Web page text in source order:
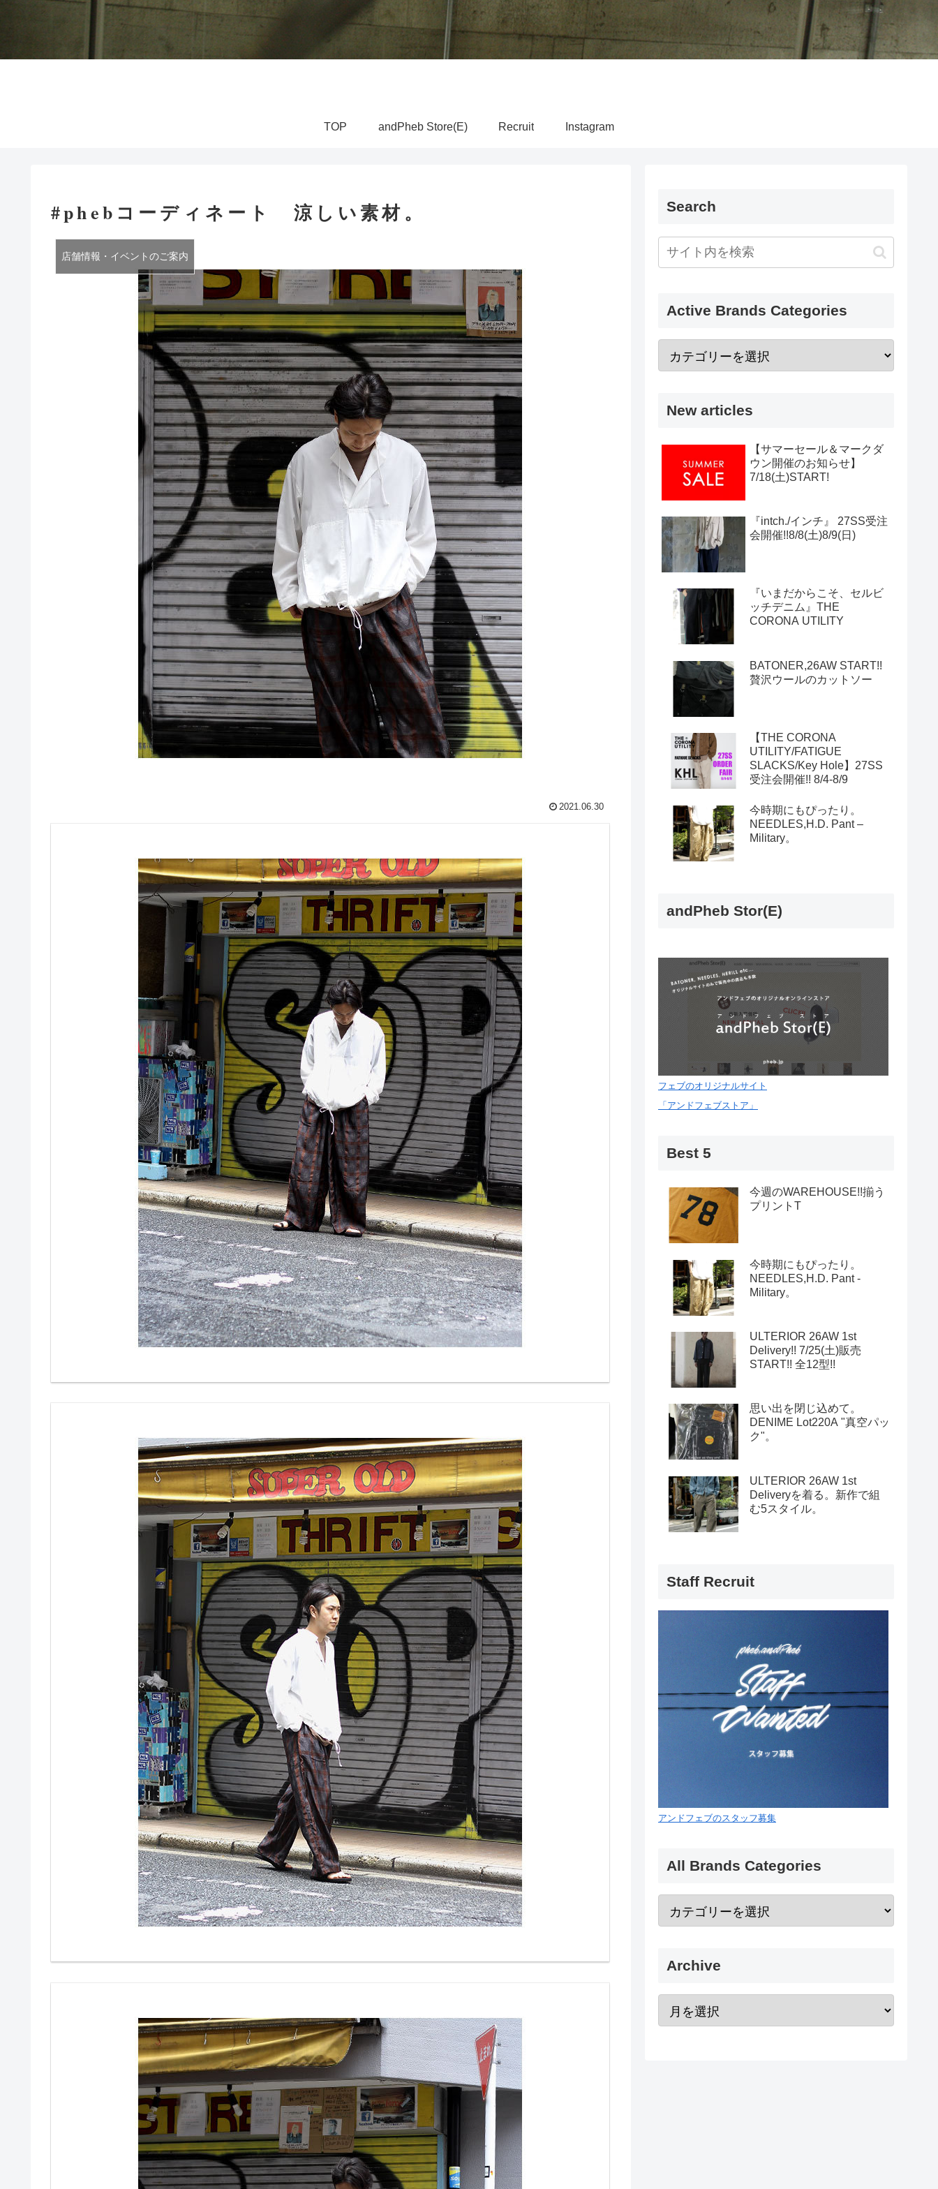
TOP andPheb Store(E) Recruit Instagram
#phebコーディネート 涼しい素材。
店舗情報・イベントのご案内
2021.06.30
Search
Active Brands Categories
New articles
【サマーセール＆マークダ
ウン開催のお知らせ】
7/18(土)START!
『intch./インチ』 27SS受注
会開催!!8/8(土)8/9(日)
『いまだからこそ、セルビ
ッチデニム』THE
CORONA UTILITY
BATONER,26AW START!!
贅沢ウールのカットソー
【THE CORONA
UTILITY/FATIGUE
SLACKS/Key Hole】27SS
受注会開催!! 8/4-8/9
今時期にもぴったり。
NEEDLES,H.D. Pant –
Military。
andPheb Stor(E)
フェブのオリジナルサイト
「アンドフェブストア」
Best 5
今週のWAREHOUSE!!揃う
プリントT
今時期にもぴったり。
NEEDLES,H.D. Pant -
Military。
ULTERIOR 26AW 1st
Delivery!! 7/25(土)販売
START!! 全12型!!
思い出を閉じ込めて。
DENIME Lot220A "真空パッ
ク"。
ULTERIOR 26AW 1st
Deliveryを着る。新作で組
む5スタイル。
Staff Recruit
アンドフェブのスタッフ募集
All Brands Categories
Archive